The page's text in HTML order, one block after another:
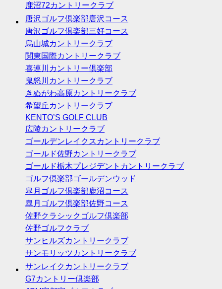
鹿沼72カントリークラブ
唐沢ゴルフ倶楽部唐沢コース
唐沢ゴルフ倶楽部三好コース
烏山城カントリークラブ
関東国際カントリークラブ
喜連川カントリー倶楽部
鬼怒川カントリークラブ
きぬがわ高原カントリークラブ
希望丘カントリークラブ
KENTO’S GOLF CLUB
広陵カントリークラブ
ゴールデンレイクスカントリークラブ
ゴールド佐野カントリークラブ
ゴールド栃木プレジデントカントリークラブ
ゴルフ倶楽部ゴールデンウッド
皐月ゴルフ倶楽部鹿沼コース
皐月ゴルフ倶楽部佐野コース
佐野クラシックゴルフ倶楽部
佐野ゴルフクラブ
サンヒルズカントリークラブ
サンモリッツカントリークラブ
サンレイクカントリークラブ
G7カントリー倶楽部